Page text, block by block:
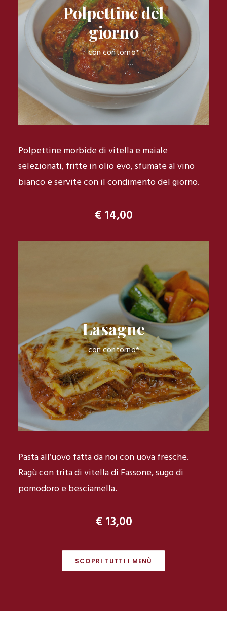
Polpettine del
giorno
con contorno*
Polpettine morbide di vitella e maiale
selezionati, fritte in olio evo, sfumate al vino
bianco e servite con il condimento del giorno.
€ 14,00
Lasagne
con contorno*
Pasta all’uovo fatta da noi con uova fresche.
Ragù con trita di vitella di Fassone, sugo di
pomodoro e besciamella.
€ 13,00
SCOPRI TUTTI I MENÙ